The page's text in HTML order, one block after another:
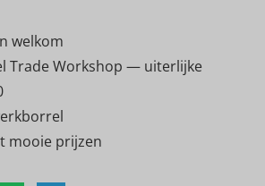
welkom
Trade Workshop — uiterlijke
mooie prijzen